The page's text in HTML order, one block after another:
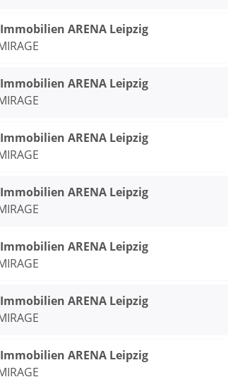
Immobilien ARENA Leipzig
Immobilien ARENA Leipzig
Immobilien ARENA Leipzig
Immobilien ARENA Leipzig
Immobilien ARENA Leipzig
Immobilien ARENA Leipzig
Immobilien ARENA Leipzig